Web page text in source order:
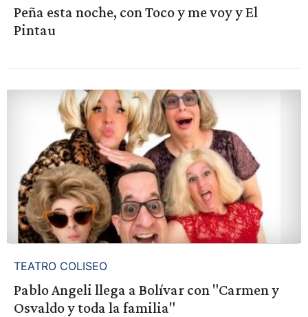
Peña esta noche, con Toco y me voy y El
Pintau
TEATRO COLISEO
Pablo Angeli llega a Bolívar con "Carmen y
Osvaldo y toda la familia"